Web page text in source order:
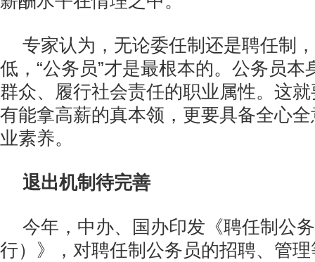
专家认为，无论委任制还是聘任制
低，“公务员”才是最根本的。公务员本
群众、履行社会责任的职业属性。这
有能拿高薪的真本领，更要具备全心
业素养。
退出机制待完善
今年，中办、国办印发《聘任制公
行）》，对聘任制公务员的招聘、管